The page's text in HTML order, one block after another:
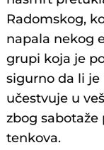
Radomskog,
napala nekog
grupi koja je
sigurno da li
učestvuje u
zbog sabotaže
tenkova.